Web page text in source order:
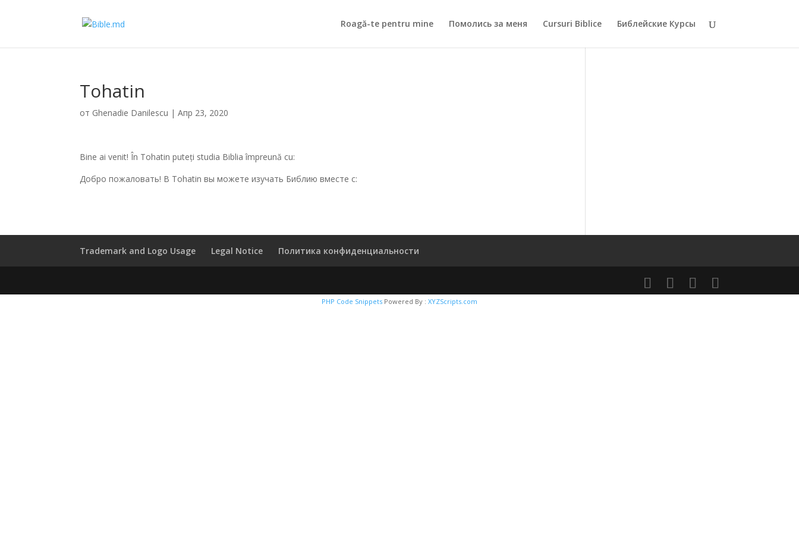
Roagă-te pentru mine Помолись за меня Cursuri Biblice Библейские Курсы
Tohatin
от Ghenadie Danilescu |Апр 23, 2020
Bine ai venit! În Tohatin puteți studia Biblia împreună cu:
Добро пожаловать! В Tohatin вы можете изучать Библию вместе с:
Trademark and Logo Usage Legal Notice Политика конфиденциальности
PHP Code Snippets Powered By : XYZScripts.com